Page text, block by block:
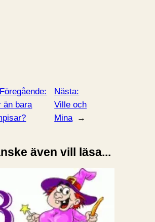
Föregående:
än bara
Nästa:
Ville och
Mina
→
även vill läsa...